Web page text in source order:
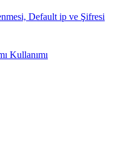
Default ip ve Şifresi
Kullanımı